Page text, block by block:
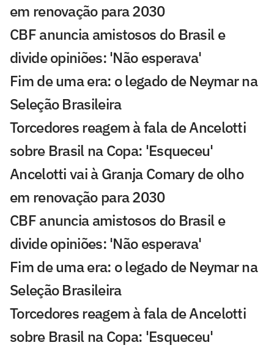
em renovação para 2030
CBF anuncia amistosos do Brasil e
divide opiniões: 'Não esperava'
Fim de uma era: o legado de Neymar na
Seleção Brasileira
Torcedores reagem à fala de Ancelotti
sobre Brasil na Copa: 'Esqueceu'
Ancelotti vai à Granja Comary de olho
em renovação para 2030
CBF anuncia amistosos do Brasil e
divide opiniões: 'Não esperava'
Fim de uma era: o legado de Neymar na
Seleção Brasileira
Torcedores reagem à fala de Ancelotti
sobre Brasil na Copa: 'Esqueceu'